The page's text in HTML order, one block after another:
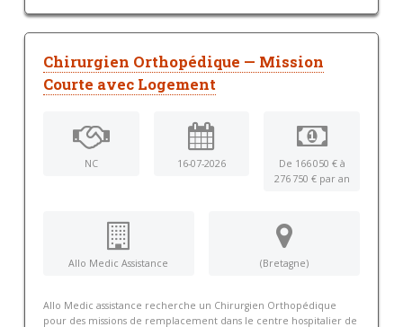
Chirurgien Orthopédique — Mission
Courte avec Logement
NC 16-07-2026
De 166 050 € à
276 750 € par an
Allo Medic Assistance (Bretagne)
Allo Medic assistance recherche un Chirurgien Orthopédique
pour des missions de remplacement dans le centre hospitalier de